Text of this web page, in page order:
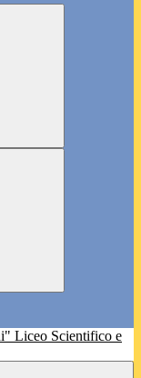
Liceo Scientifico e